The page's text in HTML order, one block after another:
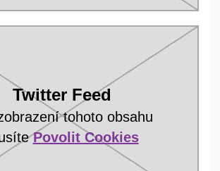
Twitter Feed
tohoto obsahu
Povolit Cookies